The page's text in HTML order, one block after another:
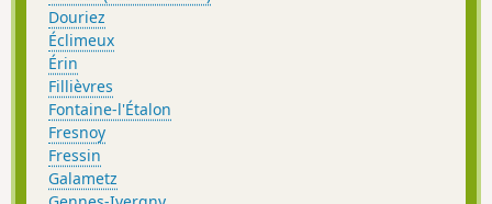
Douriez
Éclimeux
Érin
Fillièvres
Fontaine-l'Étalon
Fresnoy
Fressin
Galametz